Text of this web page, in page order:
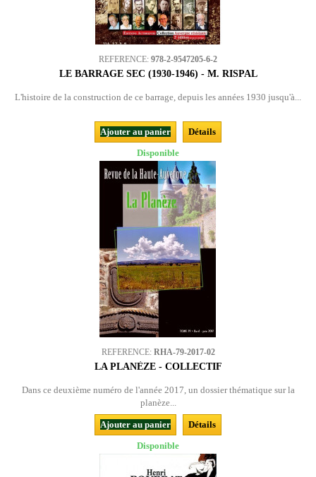
REFERENCE: 978-2-9547205-6-2
LE BARRAGE SEC (1930-1946) - M. RISPAL
L'histoire de la construction de ce barrage, depuis les années 1930 jusqu'à...
Ajouter au panier
Détails
Disponible
REFERENCE: RHA-79-2017-02
LA PLANÈZE - COLLECTIF
Dans ce deuxième numéro de l'année 2017, un dossier thématique sur la
planèze...
Ajouter au panier
Détails
Disponible